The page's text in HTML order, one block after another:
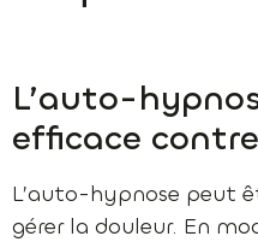
L’auto-
efficace
L’auto-hypnose peut
gérer la douleur. En